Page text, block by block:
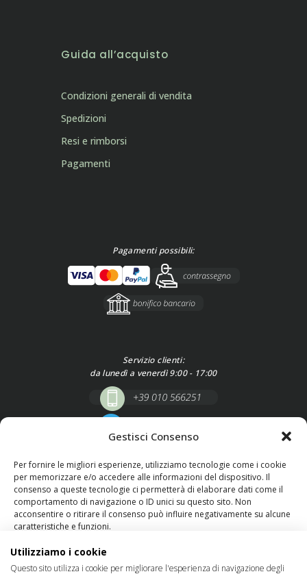
Gestisci Consenso
Per fornire le migliori esperienze, utilizziamo tecnologie come i cookie
per memorizzare e/o accedere alle informazioni del dispositivo. Il
consenso a queste tecnologie ci permetterà di elaborare dati come il
comportamento di navigazione o ID unici su questo sito. Non
acconsentire o ritirare il consenso può influire negativamente su alcune
caratteristiche e funzioni.
Gestisci servizi
Guida all’acquisto
Condizioni generali di vendita
Spedizioni
Resi e rimborsi
Pagamenti
Pagamenti possibili:
Servizio clienti:
da lunedì a venerdì 9:00 - 17:00
Utilizziamo i cookie
Questo sito utilizza i cookie per migliorare l'esperienza di navigazione degli